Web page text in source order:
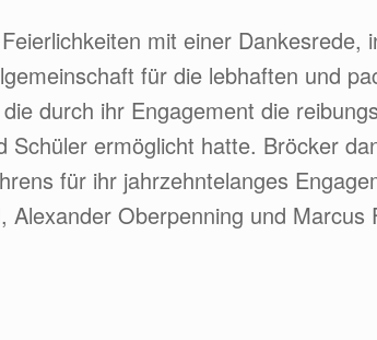
mit einer Dankesrede,
für die lebhaften und
durch ihr Engagement die
Schüler ermöglicht hatte. Bröcker
für ihr jahrzehntelanges
Oberpenning und Marcus